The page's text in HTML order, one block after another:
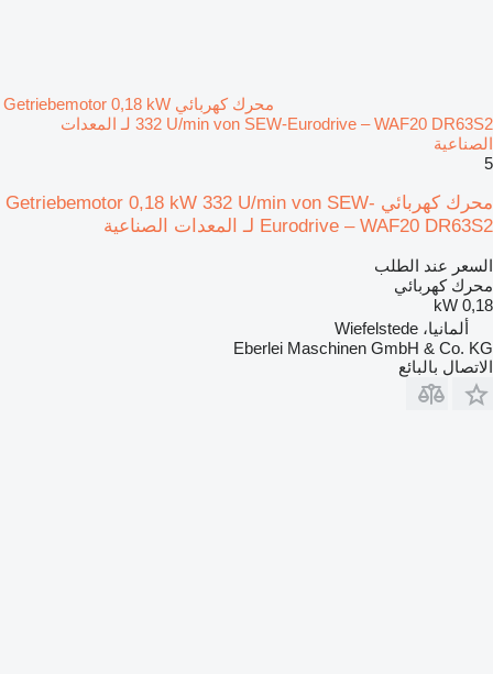
محرك كهربائي Getriebemotor 0,18 kW
332 U/min von SEW-Eurodrive – WAF20 DR63S2 لـ المعدات
الصناعية
5
محرك كهربائي Getriebemotor 0,18 kW 332 U/min von SEW-
Eurodrive – WAF20 DR63S2 لـ المعدات الصناعية
السعر عند الطلب
محرك كهربائي
0,18 kW
ألمانيا، Wiefelstede
Eberlei Maschinen GmbH & Co. KG
الاتصال بالبائع